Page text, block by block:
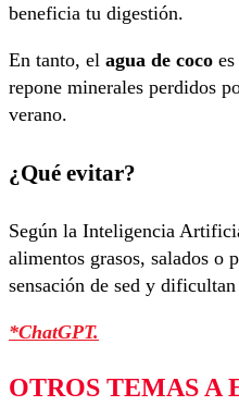
beneficia tu digestión.
En tanto, el agua de coco
repone minerales perdidos
verano.
¿Qué evitar?
Según la Inteligencia
alimentos grasos, salados o
sensación de sed y
*ChatGPT.
OTROS TEMAS A